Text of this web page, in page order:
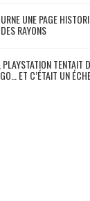
UNE PAGE
RAYONS
TENTAIT
ET C’ÉTAIT UN